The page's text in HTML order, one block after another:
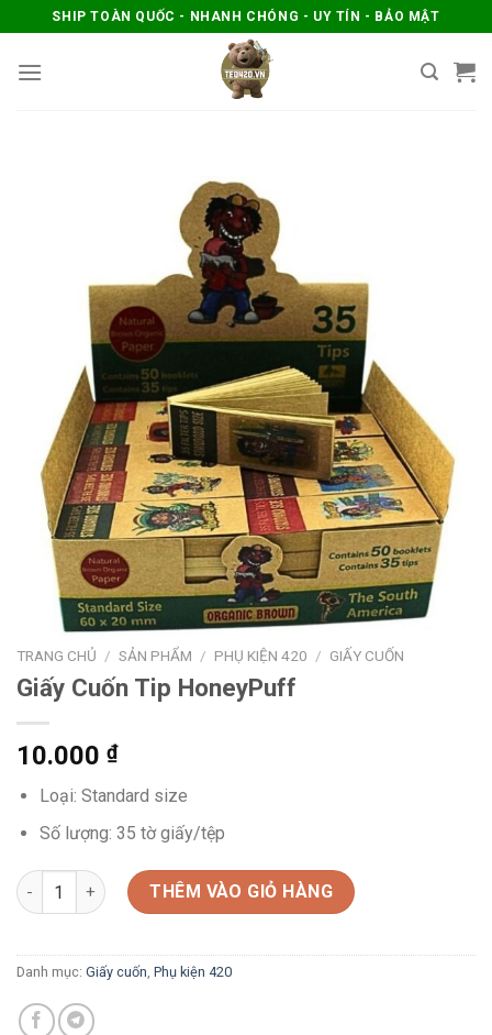
to
content
SHIP TOÀN QUỐC - NHANH CHÓNG - UY TÍN - BẢO MẬT
TRANG CHỦ / SẢN PHẨM / PHỤ KIỆN 420 / GIẤY CUỐN
Giấy Cuốn Tip HoneyPuff
10.000 ₫
Loại: Standard size
Số lượng: 35 tờ giấy/tệp
Giấy Cuốn Tip HoneyPuff số lượng
THÊM VÀO GIỎ HÀNG
Danh mục: Giấy cuốn, Phụ kiện 420